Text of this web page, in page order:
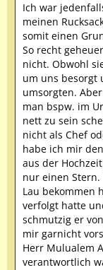
Ich war
meinen
somit einen
So recht
nicht. Obwohl
um uns besorgt
umsorgten.
man bspw. im
nett zu sein
nicht als Chef
habe ich mir
aus der
nur einen
Lau bekommen
verfolgt hatte
schmutzig er
mir garnicht
Herr Mulualem
verantwortlich